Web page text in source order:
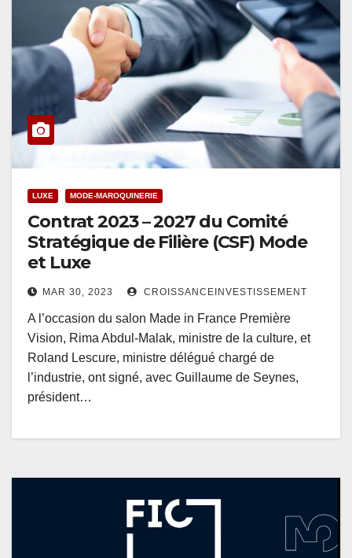
LUXE MODE-MAROQUINERIE
Contrat 2023 – 2027 du Comité
Stratégique de Filière (CSF) Mode
et Luxe
MAR 30, 2023 CROISSANCEINVESTISSEMENT
A l’occasion du salon Made in France Première
Vision, Rima Abdul-Malak, ministre de la culture, et
Roland Lescure, ministre délégué chargé de
l’industrie, ont signé, avec Guillaume de Seynes,
président…